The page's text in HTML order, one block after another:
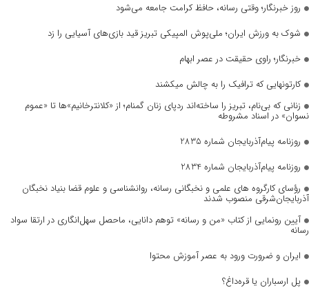
روز خبرنگار؛ وقتی رسانه، حافظ کرامت جامعه می‌شود
شوک به ورزش ایران؛ ملی‌پوش المپیکی تبریز قید بازی‌های آسیایی را زد
خبرنگار؛ راوی حقیقت در عصر ابهام
کارتونهایی که ترافیک را به چالش میکشند
زنانی که بی‌نام، تبریز را ساخته‌اند ردپای زنان گمنام؛ از «کلانترخانیم»ها تا «عموم
نسوان» در اسناد مشروطه
روزنامه پیام‌آذربایجان شماره 2835
روزنامه پیام‌آذربایجان شماره 2834
رؤسای کارگروه های علمی و نخبگانی رسانه، روانشناسی و علوم قضا بنیاد نخبگان
آذربایجان‌شرقی منصوب شدند
آیین رونمایی از کتاب «من و رسانه» توهم دانایی، ماحصل سهل‌انگاری در ارتقا سواد
رسانه
ایران و ضرورت ورود به عصر آموزش محتوا
پل ارسباران یا قره‌داغ؟